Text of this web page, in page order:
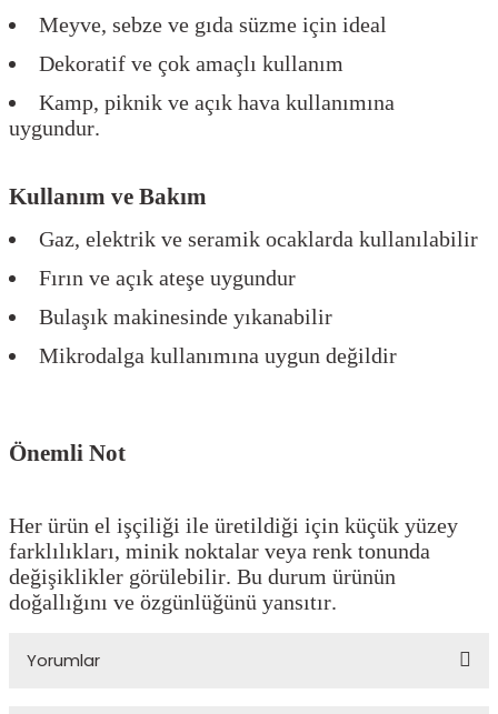
Meyve, sebze ve gıda süzme için ideal
Dekoratif ve çok amaçlı kullanım
Kamp, piknik ve açık hava kullanımına
uygundur.
Kullanım ve Bakım
Gaz, elektrik ve seramik ocaklarda kullanılabilir
Fırın ve açık ateşe uygundur
Bulaşık makinesinde yıkanabilir
Mikrodalga kullanımına uygun değildir
Önemli Not
Her ürün el işçiliği ile üretildiği için küçük yüzey
farklılıkları, minik noktalar veya renk tonunda
değişiklikler görülebilir. Bu durum ürünün
doğallığını ve özgünlüğünü yansıtır.
Yorumlar